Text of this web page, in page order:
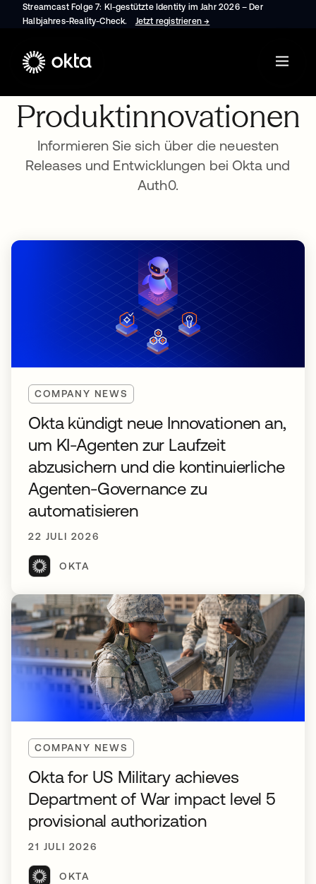
Streamcast Folge 7: KI-gestützte Identity im Jahr 2026 – Der
Halbjahres-Reality-Check.
Jetzt registrieren→
Produktinnovationen
Informieren Sie sich über die neuesten
Releases und Entwicklungen bei Okta und
Auth0.
COMPANY NEWS
Okta kündigt neue Innovationen an,
um KI-Agenten zur Laufzeit
abzusichern und die kontinuierliche
Agenten-Governance zu
automatisieren
22 JULI 2026
OKTA
COMPANY NEWS
Okta for US Military achieves
Department of War impact level 5
provisional authorization
21 JULI 2026
OKTA